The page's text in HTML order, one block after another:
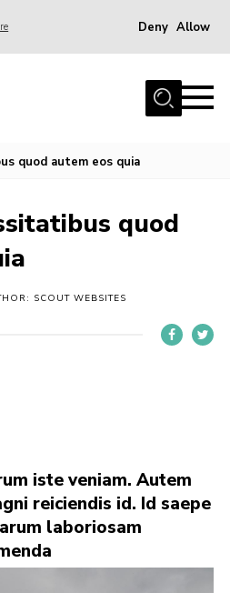
Deny Allow
quod autem eos quia
quod
SCOUT WEBSITES
iste veniam. Autem
reiciendis id. Id saepe
laboriosam